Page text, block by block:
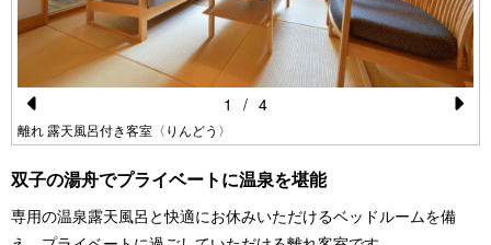
Pr
e
vi
o
離れ 露天風呂付き客室〈りんどう〉
1 / 4
双子の湯舟でプライベートに温泉を堪能
専用の温泉露天風呂と快適にお休みいただけるベッドルームを備